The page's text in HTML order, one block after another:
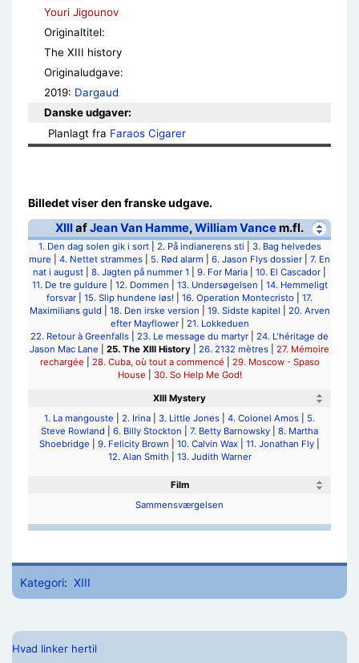
Youri Jigounov
Originaltitel:
The XIII history
Originaludgave:
2019: Dargaud
Danske udgaver:
Planlagt fra Faraos Cigarer
Billedet viser den franske udgave.
XIIIafJean Van Hamme,William Vance m.fl.
1. Den dag solen gik i sort| 2. På indianerens sti
3. Bag helvedes
mure
4. Nettet strammes 5. Rød alarm 6. Jason Flys dossier
7. En
nat i august
8. Jagten på nummer 1 9. For Maria 10. El Cascador
11. De tre guldure
12. Dommen 13. Undersøgelsen
14. Hemmeligt
forsvar
15. Slip hundene løs! 16. Operation Montecristo
17.
Maximilians guld
18. Den irske version 19. Sidste kapitel
20. Arven
efter Mayflower| 21. Lokkeduen
22. Retour à Greenfalls
23. Le message du martyr
24. L'héritage de
Jason Mac Lane
25. The XIII History 26. 2132 mètres
27. Mémoire
rechargée
28. Cuba, où tout a commencé
29. Moscow - Spaso
House
30. So Help Me God!
XIII Mystery
1. La mangouste
2. Irina 3. Little Jones 4. Colonel Amos
5.
Steve Rowland
6. Billy Stockton 7. Betty Barnowsky
8. Martha
Shoebridge
9. Felicity Brown 10. Calvin Wax 11. Jonathan Fly
12. Alan Smith
13. Judith Warner
Film
Sammensværgelsen
Kategori: XIII
Hvad linker hertil